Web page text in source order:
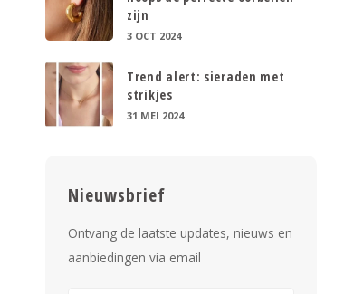
zijn
3 OCT 2024
Trend alert: sieraden met
strikjes
31 MEI 2024
Nieuwsbrief
Ontvang de laatste updates, nieuws en
aanbiedingen via email